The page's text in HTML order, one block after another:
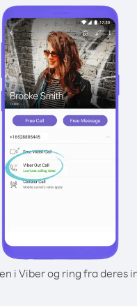
i Viber og ring fra deres